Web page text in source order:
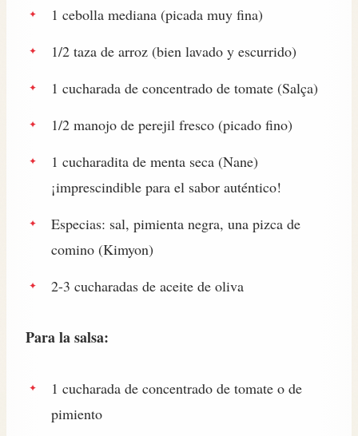
1 cebolla mediana (picada muy fina)
1/2 taza de arroz (bien lavado y escurrido)
1 cucharada de concentrado de tomate (Salça)
1/2 manojo de perejil fresco (picado fino)
1 cucharadita de menta seca (Nane)
¡imprescindible para el sabor auténtico!
Especias: sal, pimienta negra, una pizca de
comino (Kimyon)
2-3 cucharadas de aceite de oliva
Para la salsa:
1 cucharada de concentrado de tomate o de
pimiento